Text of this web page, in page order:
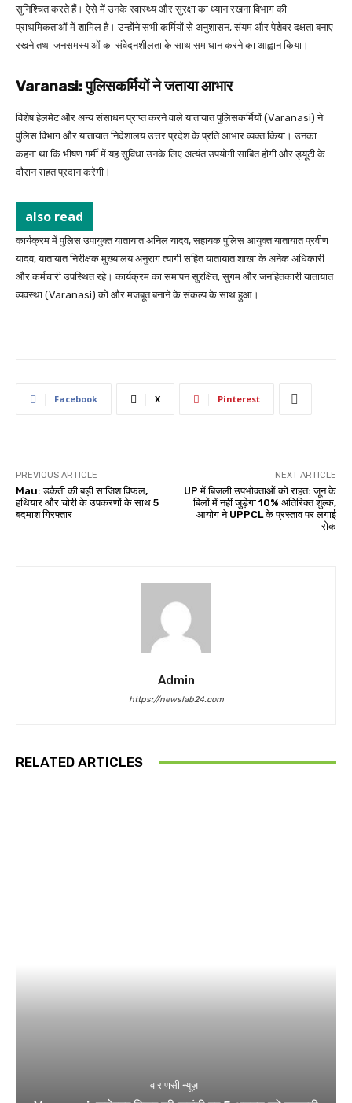
सुनिश्चित करते हैं। ऐसे में उनके स्वास्थ्य और सुरक्षा का ध्यान रखना विभाग की
प्राथमिकताओं में शामिल है। उन्होंने सभी कर्मियों से अनुशासन, संयम और पेशेवर दक्षता बनाए
रखने तथा जनसमस्याओं का संवेदनशीलता के साथ समाधान करने का आह्वान किया।
Varanasi: पुलिसकर्मियों ने जताया आभार
विशेष हेलमेट और अन्य संसाधन प्राप्त करने वाले यातायात पुलिसकर्मियों (Varanasi) ने
पुलिस विभाग और यातायात निदेशालय उत्तर प्रदेश के प्रति आभार व्यक्त किया। उनका
कहना था कि भीषण गर्मी में यह सुविधा उनके लिए अत्यंत उपयोगी साबित होगी और ड्यूटी के
दौरान राहत प्रदान करेगी।
also read
कार्यक्रम में पुलिस उपायुक्त यातायात अनिल यादव, सहायक पुलिस आयुक्त यातायात प्रवीण
यादव, यातायात निरीक्षक मुख्यालय अनुराग त्यागी सहित यातायात शाखा के अनेक अधिकारी
और कर्मचारी उपस्थित रहे। कार्यक्रम का समापन सुरक्षित, सुगम और जनहितकारी यातायात
व्यवस्था (Varanasi) को और मजबूत बनाने के संकल्प के साथ हुआ।
Facebook X Pinterest
PREVIOUS ARTICLE
Mau: डकैती की बड़ी साजिश विफल,
हथियार और चोरी के उपकरणों के साथ 5
बदमाश गिरफ्तार
NEXT ARTICLE
UP में बिजली उपभोक्ताओं को राहत: जून के
बिलों में नहीं जुड़ेगा 10% अतिरिक्त शुल्क,
आयोग ने UPPCL के प्रस्ताव पर लगाई
रोक
Admin
https://newslab24.com
RELATED ARTICLES
वाराणसी न्यूज़